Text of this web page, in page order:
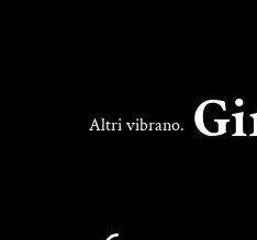
Altri vibrano.